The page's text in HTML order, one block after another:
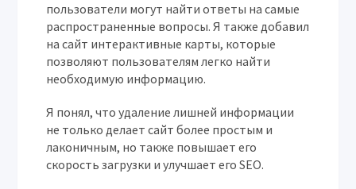
пользователи могут найти ответы на самые
распространенные вопросы. Я также добавил
на сайт интерактивные карты, которые
позволяют пользователям легко найти
необходимую информацию.
Я понял, что удаление лишней информации
не только делает сайт более простым и
лаконичным, но также повышает его
скорость загрузки и улучшает его SEO.